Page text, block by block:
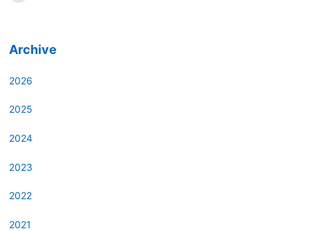
Archive
2026
2025
2024
2023
2022
2021